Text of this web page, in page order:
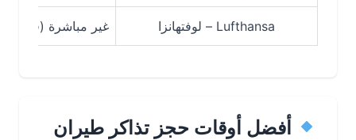
Lufthansa – لوفتهانزا غير مباشرة (فرانكفورت)
أفضل أوقات حجز تذاكر طيران